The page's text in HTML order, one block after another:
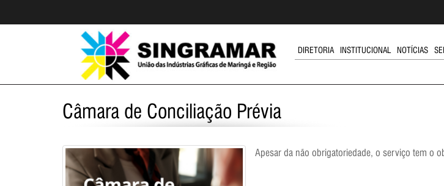
DIRETORIA INSTITUCIONAL NOTÍCIAS
Câmara de Conciliação Prévia
Apesar da não obrigatoriedade, o serviço tem o